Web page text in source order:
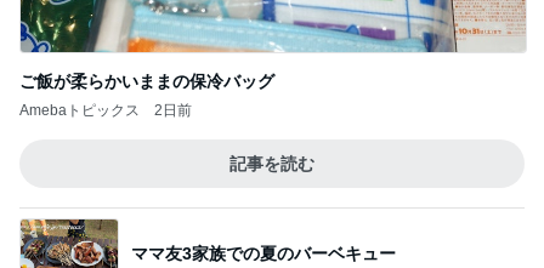
ご飯が柔らかいままの保冷バッグ
Amebaトピックス 2日前
記事を読む
ママ友3家族での夏のバーベキュー